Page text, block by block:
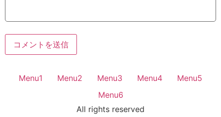
Menu1 Menu2 Menu3 Menu4
Menu5
Menu6
All rights reserved